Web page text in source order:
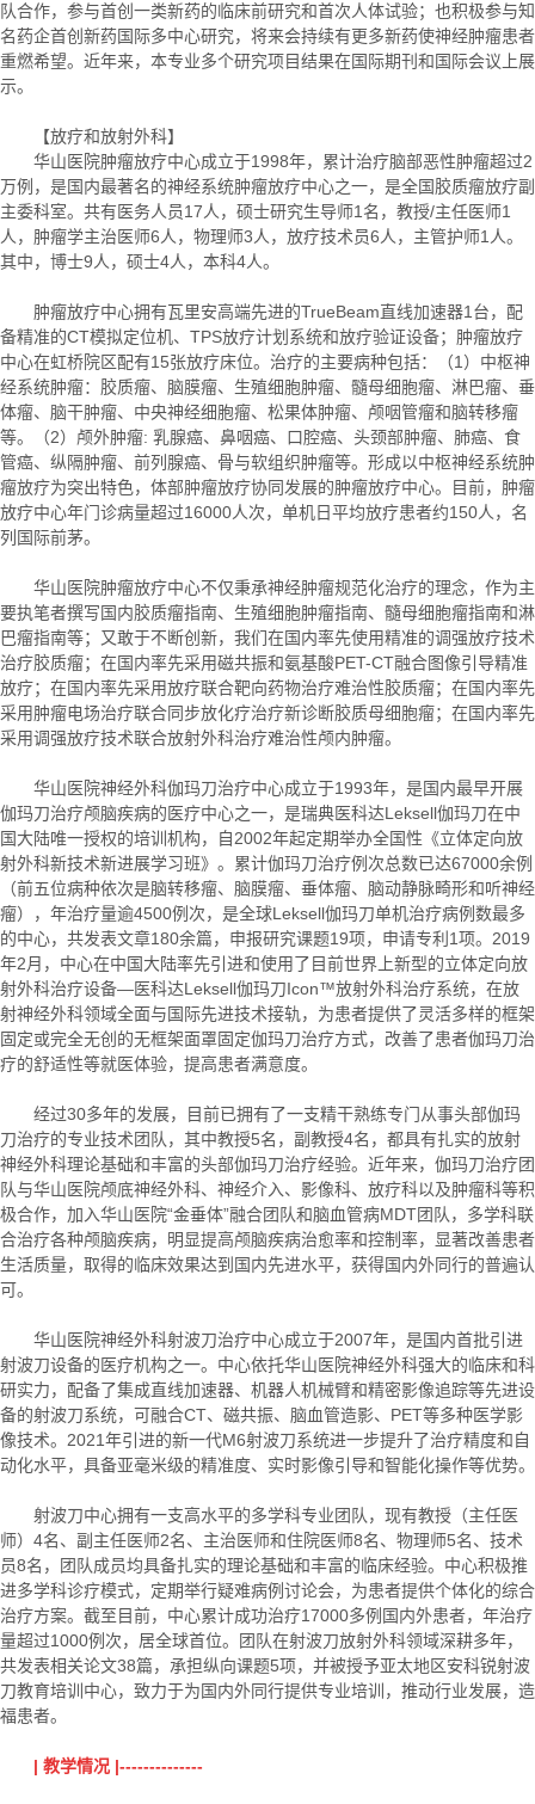
队合作，参与首创一类新药的临床前研究和首次人体试验；也积极参与知
名药企首创新药国际多中心研究，将来会持续有更多新药使神经肿瘤患者
重燃希望。近年来，本专业多个研究项目结果在国际期刊和国际会议上展
示。
【放疗和放射外科】
华山医院肿瘤放疗中心成立于1998年，累计治疗脑部恶性肿瘤超过2
万例，是国内最著名的神经系统肿瘤放疗中心之一，是全国胶质瘤放疗副
主委科室。共有医务人员17人，硕士研究生导师1名，教授/主任医师1
人，肿瘤学主治医师6人，物理师3人，放疗技术员6人，主管护师1人。
其中，博士9人，硕士4人，本科4人。
肿瘤放疗中心拥有瓦里安高端先进的TrueBeam直线加速器1台，配
备精准的CT模拟定位机、TPS放疗计划系统和放疗验证设备；肿瘤放疗
中心在虹桥院区配有15张放疗床位。治疗的主要病种包括：（1）中枢神
经系统肿瘤：胶质瘤、脑膜瘤、生殖细胞肿瘤、髓母细胞瘤、淋巴瘤、垂
体瘤、脑干肿瘤、中央神经细胞瘤、松果体肿瘤、颅咽管瘤和脑转移瘤
等。（2）颅外肿瘤: 乳腺癌、鼻咽癌、口腔癌、头颈部肿瘤、肺癌、食
管癌、纵隔肿瘤、前列腺癌、骨与软组织肿瘤等。形成以中枢神经系统肿
瘤放疗为突出特色，体部肿瘤放疗协同发展的肿瘤放疗中心。目前，肿瘤
放疗中心年门诊病量超过16000人次，单机日平均放疗患者约150人，名
列国际前茅。
华山医院肿瘤放疗中心不仅秉承神经肿瘤规范化治疗的理念，作为主
要执笔者撰写国内胶质瘤指南、生殖细胞肿瘤指南、髓母细胞瘤指南和淋
巴瘤指南等；又敢于不断创新，我们在国内率先使用精准的调强放疗技术
治疗胶质瘤；在国内率先采用磁共振和氨基酸PET-CT融合图像引导精准
放疗；在国内率先采用放疗联合靶向药物治疗难治性胶质瘤；在国内率先
采用肿瘤电场治疗联合同步放化疗治疗新诊断胶质母细胞瘤；在国内率先
采用调强放疗技术联合放射外科治疗难治性颅内肿瘤。
华山医院神经外科伽玛刀治疗中心成立于1993年，是国内最早开展
伽玛刀治疗颅脑疾病的医疗中心之一，是瑞典医科达Leksell伽玛刀在中
国大陆唯一授权的培训机构，自2002年起定期举办全国性《立体定向放
射外科新技术新进展学习班》。累计伽玛刀治疗例次总数已达67000余例
（前五位病种依次是脑转移瘤、脑膜瘤、垂体瘤、脑动静脉畸形和听神经
瘤），年治疗量逾4500例次，是全球Leksell伽玛刀单机治疗病例数最多
的中心，共发表文章180余篇，申报研究课题19项，申请专利1项。2019
年2月，中心在中国大陆率先引进和使用了目前世界上新型的立体定向放
射外科治疗设备—医科达Leksell伽玛刀Icon™放射外科治疗系统，在放
射神经外科领域全面与国际先进技术接轨，为患者提供了灵活多样的框架
固定或完全无创的无框架面罩固定伽玛刀治疗方式，改善了患者伽玛刀治
疗的舒适性等就医体验，提高患者满意度。
经过30多年的发展，目前已拥有了一支精干熟练专门从事头部伽玛
刀治疗的专业技术团队，其中教授5名，副教授4名，都具有扎实的放射
神经外科理论基础和丰富的头部伽玛刀治疗经验。近年来，伽玛刀治疗团
队与华山医院颅底神经外科、神经介入、影像科、放疗科以及肿瘤科等积
极合作，加入华山医院“金垂体”融合团队和脑血管病MDT团队，多学科联
合治疗各种颅脑疾病，明显提高颅脑疾病治愈率和控制率，显著改善患者
生活质量，取得的临床效果达到国内先进水平，获得国内外同行的普遍认
可。
华山医院神经外科射波刀治疗中心成立于2007年，是国内首批引进
射波刀设备的医疗机构之一。中心依托华山医院神经外科强大的临床和科
研实力，配备了集成直线加速器、机器人机械臂和精密影像追踪等先进设
备的射波刀系统，可融合CT、磁共振、脑血管造影、PET等多种医学影
像技术。2021年引进的新一代M6射波刀系统进一步提升了治疗精度和自
动化水平，具备亚毫米级的精准度、实时影像引导和智能化操作等优势。
射波刀中心拥有一支高水平的多学科专业团队，现有教授（主任医
师）4名、副主任医师2名、主治医师和住院医师8名、物理师5名、技术
员8名，团队成员均具备扎实的理论基础和丰富的临床经验。中心积极推
进多学科诊疗模式，定期举行疑难病例讨论会，为患者提供个体化的综合
治疗方案。截至目前，中心累计成功治疗17000多例国内外患者，年治疗
量超过1000例次，居全球首位。团队在射波刀放射外科领域深耕多年，
共发表相关论文38篇，承担纵向课题5项，并被授予亚太地区安科锐射波
刀教育培训中心，致力于为国内外同行提供专业培训，推动行业发展，造
福患者。
| 教学情况 |--------------